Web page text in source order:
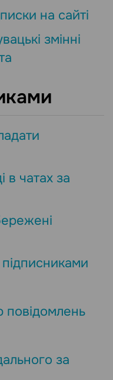
на сайті
змінні
в чатах за
повідомлень
за